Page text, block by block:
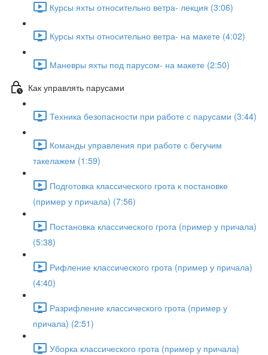
Курсы яхты относительно ветра- лекция (3:06)
Курсы яхты относительно ветра- на макете (4:02)
Маневры яхты под парусом- на макете (2:50)
Как управлять парусами
Техника безопасности при работе с парусами (3:44)
Команды управления при работе с бегучим
такелажем (1:59)
Подготовка классического грота к постановке
(пример у причала) (7:56)
Постановка классического грота (пример у причала)
(5:38)
Рифление классического грота (пример у причала)
(4:40)
Разрифление классического грота (пример у
причала) (2:51)
Уборка классического грота (пример у причала)